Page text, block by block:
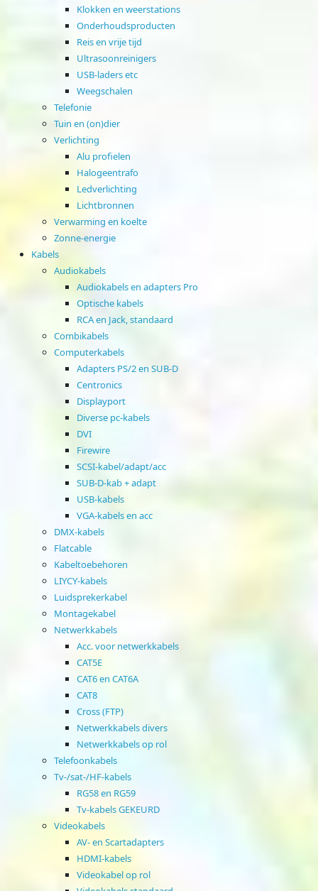
Klokken en weerstations
Onderhoudsproducten
Reis en vrije tijd
Ultrasoonreinigers
USB-laders etc
Weegschalen
Telefonie
Tuin en (on)dier
Verlichting
Alu profielen
Halogeentrafo
Ledverlichting
Lichtbronnen
Verwarming en koelte
Zonne-energie
Kabels
Audiokabels
Audiokabels en adapters Pro
Optische kabels
RCA en Jack, standaard
Combikabels
Computerkabels
Adapters PS/2 en SUB-D
Centronics
Displayport
Diverse pc-kabels
DVI
Firewire
SCSI-kabel/adapt/acc
SUB-D-kab + adapt
USB-kabels
VGA-kabels en acc
DMX-kabels
Flatcable
Kabeltoebehoren
LIYCY-kabels
Luidsprekerkabel
Montagekabel
Netwerkkabels
Acc. voor netwerkkabels
CAT5E
CAT6 en CAT6A
CAT8
Cross (FTP)
Netwerkkabels divers
Netwerkkabels op rol
Telefoonkabels
Tv-/sat-/HF-kabels
RG58 en RG59
Tv-kabels GEKEURD
Videokabels
AV- en Scartadapters
HDMI-kabels
Videokabel op rol